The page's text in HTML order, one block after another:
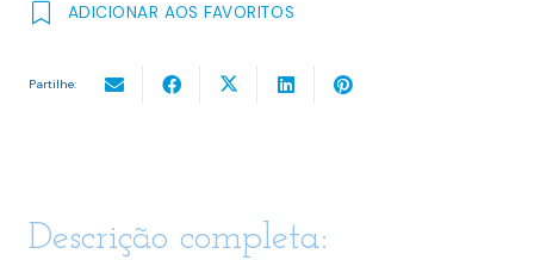
ADICIONAR AOS FAVORITOS
Partilhe:
Descrição completa: